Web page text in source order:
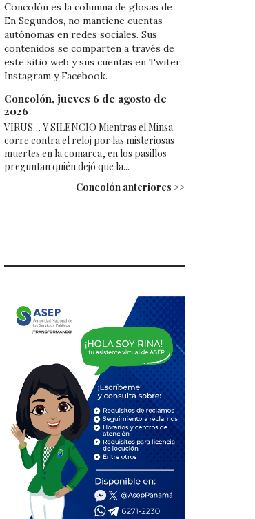
Concolón es la columna de glosas de
En Segundos, no mantiene cuentas
autónomas en redes sociales. Sus
contenidos se comparten a través de
este sitio web y sus cuentas en Twiter,
Instagram y Facebook.
Concolón, jueves 6 de agosto de
2026
VIRUS… Y SILENCIO Mientras el Minsa
corre contra el reloj por las misteriosas
muertes en la comarca, en los pasillos
preguntan quién dejó que la...
Concolón anteriores >>